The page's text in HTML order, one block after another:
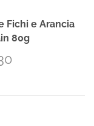
Fichi e Arancia
80g